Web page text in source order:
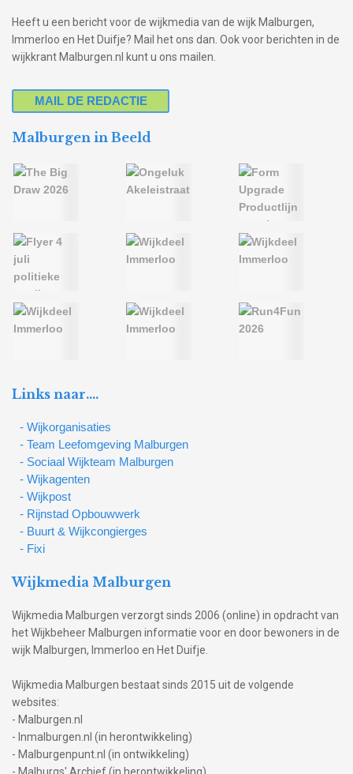
Heeft u een bericht voor de wijkmedia van de wijk Malburgen,
Immerloo en Het Duifje? Mail het ons dan. Ook voor berichten in de
wijkkrant Malburgen.nl kunt u ons mailen.
MAIL DE REDACTIE
Malburgen in Beeld
Links naar….
- Wijkorganisaties
- Team Leefomgeving Malburgen
- Sociaal Wijkteam Malburgen
- Wijkagenten
- Wijkpost
- Rijnstad Opbouwwerk
- Buurt & Wijkcongierges
- Fixi
Wijkmedia Malburgen
Wijkmedia Malburgen verzorgt sinds 2006 (online) in opdracht van
het Wijkbeheer Malburgen informatie voor en door bewoners in de
wijk Malburgen, Immerloo en Het Duifje.
Wijkmedia Malburgen bestaat sinds 2015 uit de volgende
websites:
- Malburgen.nl
- Inmalburgen.nl (in herontwikkeling)
- Malburgenpunt.nl (in ontwikkeling)